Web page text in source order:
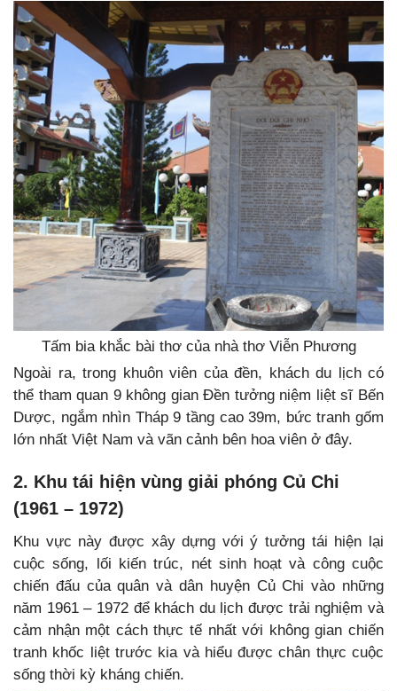
Tấm bia khắc bài thơ của nhà thơ Viễn Phương
Ngoài ra, trong khuôn viên của đền, khách du lịch có
thể tham quan 9 không gian Đền tưởng niệm liệt sĩ Bến
Dược, ngắm nhìn Tháp 9 tầng cao 39m, bức tranh gốm
lớn nhất Việt Nam và vãn cảnh bên hoa viên ở đây.
2. Khu tái hiện vùng giải phóng Củ Chi
(1961 – 1972)
Khu vực này được xây dựng với ý tưởng tái hiện lại
cuộc sống, lối kiến trúc, nét sinh hoạt và công cuộc
chiến đấu của quân và dân huyện Củ Chi vào những
năm 1961 – 1972 để khách du lịch được trải nghiệm và
cảm nhận một cách thực tế nhất với không gian chiến
tranh khốc liệt trước kia và hiểu được chân thực cuộc
sống thời kỳ kháng chiến.